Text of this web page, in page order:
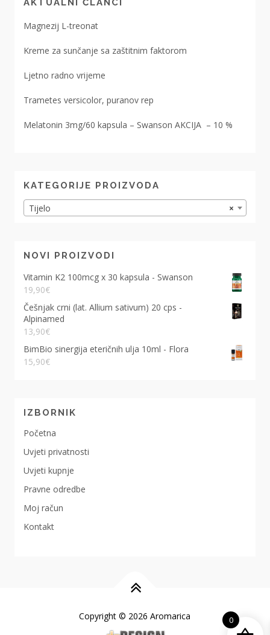
AKTUALNI ČLANCI
Magnezij L-treonat
Kreme za sunčanje sa zaštitnim faktorom
Ljetno radno vrijeme
Trametes versicolor, puranov rep
Melatonin 3mg/60 kapsula – Swanson AKCIJA – 10 %
KATEGORIJE PROIZVODA
×
Tijelo
NOVI PROIZVODI
Vitamin K2 100mcg x 30 kapsula - Swanson
19,90€
Češnjak crni (lat. Allium sativum) 20 cps -
Alpinamed
13,90€
BimBio sinergija eteričnih ulja 10ml - Flora
15,90€
IZBORNIK
Početna
Uvjeti privatnosti
Uvjeti kupnje
Pravne odredbe
Moj račun
Kontakt
Copyright © 2026 Aromarica 0